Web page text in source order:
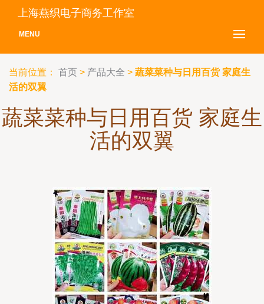
上海燕织电子商务工作室
MENU
当前位置： 首页 > 产品大全 > 蔬菜菜种与日用百货 家庭生
活的双翼
蔬菜菜种与日用百货 家庭生
活的双翼